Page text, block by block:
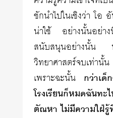
ชักนำไปในเชิงว่า โ
น่าใช้ อย่างนั้นอย่
สนับสนุนอย่างนั้น ท
วิทยาศาสตร์จบเท่
เพราะฉะนั้น กว่าเด็
โรงเรียนก็หมดฉัน
ตัณหา ไม่มีความใฝ่